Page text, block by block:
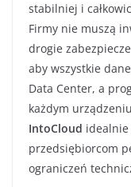
stabilniej i
Firmy nie muszą
drogie
aby wszystkie
Data Center, a
każdym
IntoCloud
przedsiębiorcom
ograniczeń